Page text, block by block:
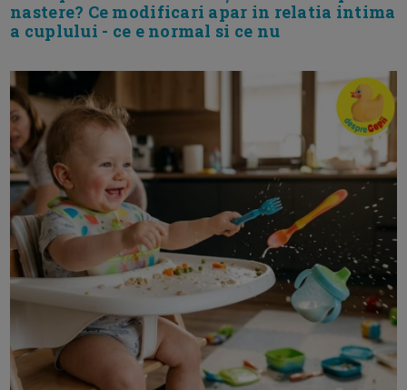
nastere? Ce modificari apar in relatia intima
a cuplului - ce e normal si ce nu